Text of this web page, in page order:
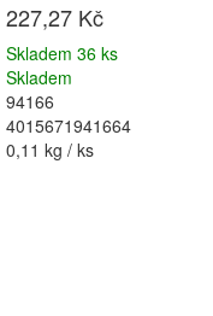
227,27 Kč
Skladem 36 ks
Skladem
94166
4015671941664
0,11 kg / ks